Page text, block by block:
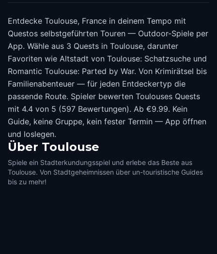
Entdecke Toulouse, France in deinem Tempo mit
Questos selbstgeführten Touren — Outdoor-Spiele per
App. Wähle aus 3 Quests in Toulouse, darunter
Favoriten wie Altstadt von Toulouse: Schatzsuche und
Romantic Toulouse: Parted by War. Von Krimirätsel bis
Familienabenteuer — für jeden Entdeckertyp die
passende Route. Spieler bewerten Toulouses Quests
mit 4.4 von 5 (597 Bewertungen). Ab €9.99. Kein
Guide, keine Gruppe, kein fester Termin — App öffnen
und loslegen.
Über Toulouse
Spiele ein Stadterkundungsspiel und erlebe das Beste aus
Toulouse. Von Stadtgeheimnissen über un-touristische Guides
bis zu mehr!